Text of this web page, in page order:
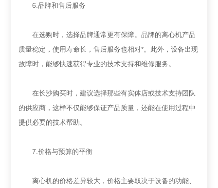
6.品牌和售后服务
在选购时，选择品牌通常更有保障。品牌的离心机产品
质量稳定，使用寿命长，售后服务也相对*。此外，设备出现
故障时，能够快速获得专业的技术支持和维修服务。
在长沙购买时，建议选择那些有实体店或技术支持团队
的供应商，这样不仅能够保证产品质量，还能在使用过程中
提供必要的技术帮助。
7.价格与预算的平衡
离心机的价格差异较大，价格主要取决于设备的功能、